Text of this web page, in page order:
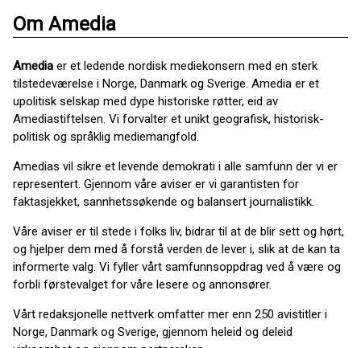
Om Amedia
Amedia er et ledende nordisk mediekonsern med en sterk
tilstedeværelse i Norge, Danmark og Sverige. Amedia er et
upolitisk selskap med dype historiske røtter, eid av
Amediastiftelsen. Vi forvalter et unikt geografisk, historisk-
politisk og språklig mediemangfold.
Amedias vil sikre et levende demokrati i alle samfunn der vi er
representert. Gjennom våre aviser er vi garantisten for
faktasjekket, sannhetssøkende og balansert journalistikk.
Våre aviser er til stede i folks liv, bidrar til at de blir sett og hørt,
og hjelper dem med å forstå verden de lever i, slik at de kan ta
informerte valg. Vi fyller vårt samfunnsoppdrag ved å være og
forbli førstevalget for våre lesere og annonsører.
Vårt redaksjonelle nettverk omfatter mer enn 250 avistitler i
Norge, Danmark og Sverige, gjennom heleid og deleid